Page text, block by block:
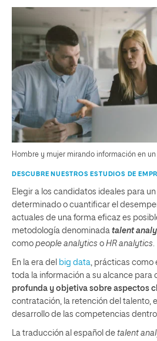
Hombre y mujer mirando información en un
DESCUBRE NUESTROS ESTUDIOS DE
Elegir a los candidatos ideales para
determinado o cuantificar el
actuales de una forma eficaz es
metodología denominada talent
como people analytics o HR analytics
En la era del big data , prácticas como
toda la información a su alcance para
profunda y objetiva sobre aspectos
contratación, la retención del talento,
desarrollo de las competencias
La traducción al español de talent